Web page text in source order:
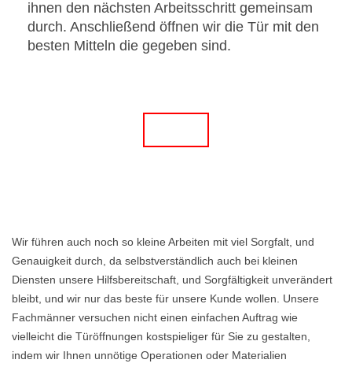
ihnen den nächsten Arbeitsschritt gemeinsam
durch. Anschließend öffnen wir die Tür mit den
besten Mitteln die gegeben sind.
Wir führen auch noch so kleine Arbeiten mit viel Sorgfalt, und
Genauigkeit durch, da selbstverständlich auch bei kleinen
Diensten unsere Hilfsbereitschaft, und Sorgfältigkeit unverändert
bleibt, und wir nur das beste für unsere Kunde wollen. Unsere
Fachmänner versuchen nicht einen einfachen Auftrag wie
vielleicht die Türöffnungen kostspieliger für Sie zu gestalten,
indem wir Ihnen unnötige Operationen oder Materialien